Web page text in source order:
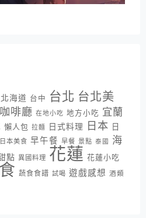
北海道 台中 台北 台北美
咖啡廳 在地小吃 地方小吃 宜蘭
懶人包 拉麵 日式料理 日本 日
日本美食 早午餐 早餐 景點 泰國
海
點 異國料理 花蓮 花蓮小吃
蔬食食譜 試喝 遊戲感想 酒類